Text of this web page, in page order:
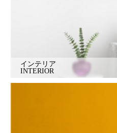
インテリア
INTERIOR